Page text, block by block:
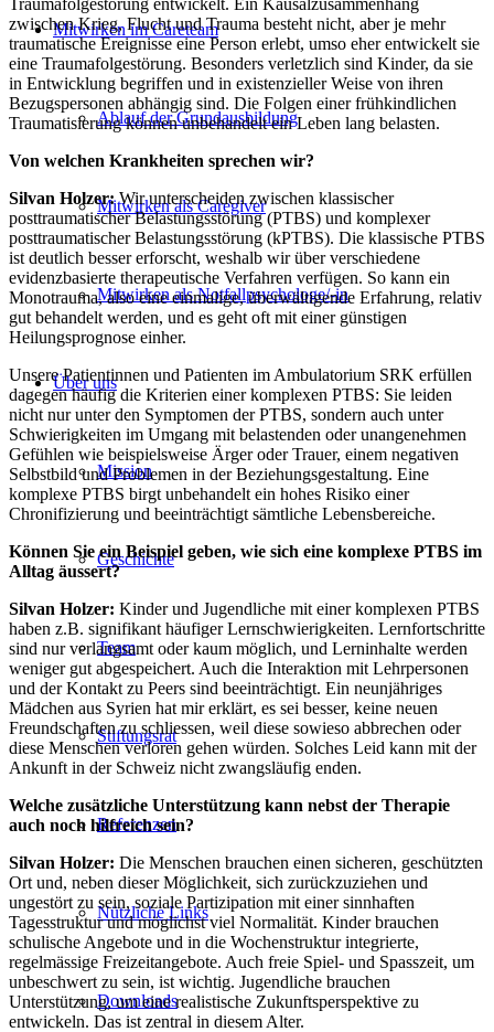
Mitwirken im Careteam
Ablauf der Grundausbildung
Mitwirken als Caregiver
Mitwirken als Not­fallpsychologe/-in
Über uns
Mission
Geschichte
Team
Stiftungsrat
Referenzen
Nützliche Links
Downloads
zwischen Krieg, Flucht und Trauma besteht nicht, aber je mehr
traumatische Ereignisse eine Person erlebt, umso eher entwickelt sie
eine Traumafolgestörung. Besonders verletzlich sind Kinder, da sie
in Entwicklung begriffen und in existenzieller Weise von ihren
Bezugspersonen abhängig sind. Die Folgen einer frühkindlichen
Traumatisierung können unbehandelt ein Leben lang belasten.
Von welchen Krankheiten sprechen wir?
Silvan Holzer:Wir unterscheiden zwischen klassischer
posttraumatischer Belastungsstörung (PTBS) und komplexer
posttraumatischer Belastungsstörung (kPTBS). Die klassische PTBS
ist deutlich besser erforscht, weshalb wir über verschiedene
evidenzbasierte therapeutische Verfahren verfügen. So kann ein
Monotrauma, also eine einmalige, überwältigende Erfahrung, relativ
gut behandelt werden, und es geht oft mit einer günstigen
Heilungsprognose einher.
Unsere Patientinnen und Patienten im Ambulatorium SRK erfüllen
dagegen häufig die Kriterien einer komplexen PTBS: Sie leiden
nicht nur unter den Symptomen der PTBS, sondern auch unter
Schwierigkeiten im Umgang mit belastenden oder unangenehmen
Gefühlen wie beispielsweise Ärger oder Trauer, einem negativen
Selbstbild und Problemen in der Beziehungsgestaltung. Eine
komplexe PTBS birgt unbehandelt ein hohes Risiko einer
Chronifizierung und beeinträchtigt sämtliche Lebensbereiche.
Können Sie ein Beispiel geben, wie sich eine komplexe PTBS im
Alltag äussert?
Silvan Holzer: Kinder und Jugendliche mit einer komplexen PTBS
haben z.B. signifikant häufiger Lernschwierigkeiten. Lernfortschritte
sind nur verlangsamt oder kaum möglich, und Lerninhalte werden
weniger gut abgespeichert. Auch die Interaktion mit Lehrpersonen
und der Kontakt zu Peers sind beeinträchtigt. Ein neunjähriges
Mädchen aus Syrien hat mir erklärt, es sei besser, keine neuen
Freundschaften zu schliessen, weil diese sowieso abbrechen oder
diese Menschen verloren gehen würden. Solches Leid kann mit der
Ankunft in der Schweiz nicht zwangsläufig enden.
Welche zusätzliche Unterstützung kann nebst der Therapie
auch noch hilfreich sein?
Silvan Holzer: Die Menschen brauchen einen sicheren, geschützten
Ort und, neben dieser Möglichkeit, sich zurückzuziehen und
ungestört zu sein, soziale Partizipation mit einer sinnhaften
Tagesstruktur und möglichst viel Normalität. Kinder brauchen
schulische Angebote und in die Wochenstruktur integrierte,
regelmässige Freizeitangebote. Auch freie Spiel- und Spasszeit, um
unbeschwert zu sein, ist wichtig. Jugendliche brauchen
Unterstützung, um eine realistische Zukunftsperspektive zu
entwickeln. Das ist zentral in diesem Alter.